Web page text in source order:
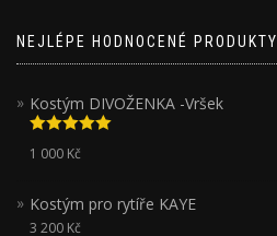
NEJLÉPE HODNOCENÉ PRODUKTY
Kostým DIVOŽENKA -Vršek
Hodnocení
5.00z 5
1 000 Kč
Kostým pro rytíře KAYE
3 200 Kč